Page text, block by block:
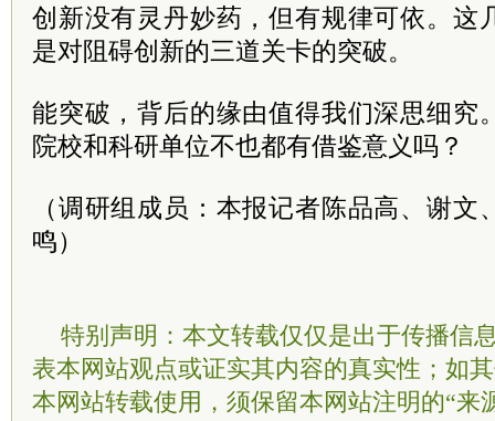
创新没有灵丹妙药，但有规律可依。这
是对阻碍创新的三道关卡的突破。
能突破，背后的缘由值得我们深思细究
院校和科研单位不也都有借鉴意义吗？
（调研组成员：本报记者陈品高、谢
鸣）
特别声明：本文转载仅仅是出于传播信
表本网站观点或证实其内容的真实性；如
本网站转载使用，须保留本网站注明的“来